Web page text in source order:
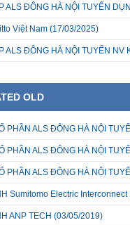
ALS ĐÔNG HÀ NỘI TUYỂN
Việt Nam (17/03/2025)
ALS ĐÔNG HÀ NỘI TUYỂN NV
OLD
PHẦN ALS ĐÔNG HÀ NỘI
PHẦN ALS ĐÔNG HÀ NỘI
PHẦN ALS ĐÔNG HÀ NỘI
Sumitomo Electric
ANP TECH (03/05/2019)